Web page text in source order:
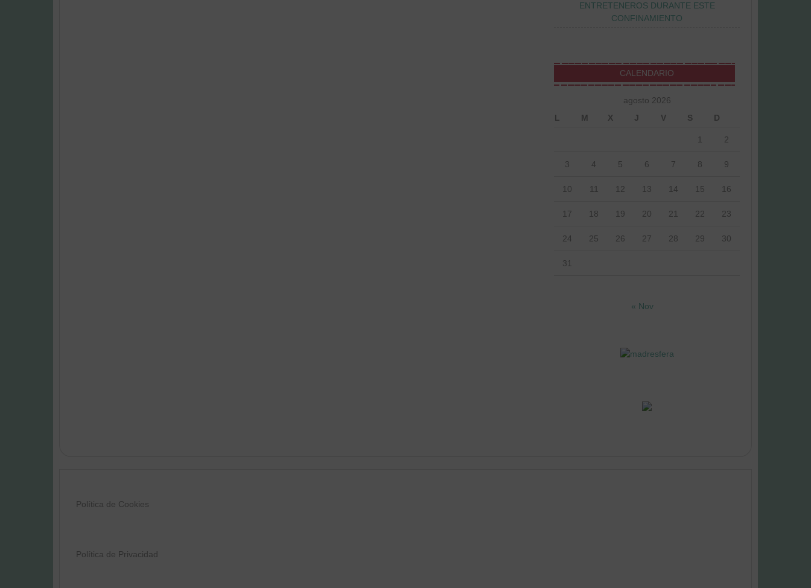
ENTRETENEROS DURANTE ESTE
CONFINAMIENTO
CALENDARIO
agosto 2026
L
M X J V S D
1 2
3 4 5 6 7 8 9
10 11 12 13 14 15 16
17 18 19 20 21 22 23
24 25 26 27 28 29 30
31
« Nov
Política de Cookies
Política de Privacidad